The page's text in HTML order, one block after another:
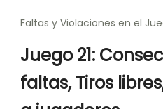
Faltas y Violaciones en el
Juego 21:
faltas, Tiros